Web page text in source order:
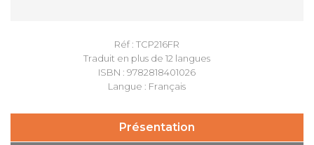
Réf : TCP216FR
Traduit en plus de 12 langues
ISBN : 9782818401026
Langue : Français
Présentation